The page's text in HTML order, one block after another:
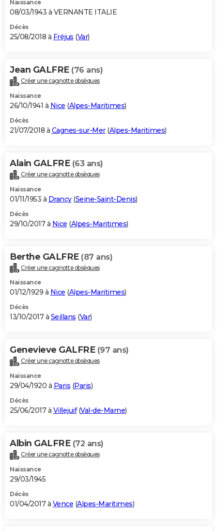
Naissance
08/03/1943 à VERNANTE ITALIE
Décès
25/08/2018 à Fréjus (Var)
Jean GALFRE (76 ans)
Créer une cagnotte obsèques
Naissance
26/10/1941 à Nice (Alpes-Maritimes)
Décès
21/07/2018 à Cagnes-sur-Mer(Alpes-Maritimes)
Alain GALFRE (63 ans)
Créer une cagnotte obsèques
Naissance
01/11/1953 à Drancy(Seine-Saint-Denis)
Décès
29/10/2017 à Nice (Alpes-Maritimes)
Berthe GALFRE (87 ans)
Créer une cagnotte obsèques
Naissance
01/12/1929 à Nice (Alpes-Maritimes)
Décès
13/10/2017 à Seillans (Var)
Genevieve GALFRE (97 ans)
Créer une cagnotte obsèques
Naissance
29/04/1920 à Paris (Paris)
Décès
25/06/2017 à Villejuif(Val-de-Marne)
Albin GALFRE (72 ans)
Créer une cagnotte obsèques
Naissance
29/03/1945
Décès
01/04/2017 à Vence (Alpes-Maritimes)